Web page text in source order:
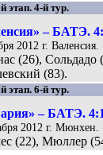
этап. 4-й тур.
– БАТЭ.
2012 г.
(26),
(83).
этап. 6-й тур.
– БАТЭ. 4:1
2012 г.
(22), Мюллер